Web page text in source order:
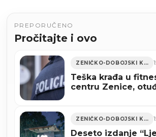
PREPORUČENO
Pročitajte i ovo
ZENIČKO-DOBOJSKI KANTON
Teška krađa u
centru Zenice,
ZENIČKO-DOBOJSKI KANTON
Deseto izdanje